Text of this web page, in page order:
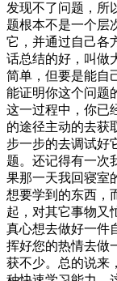
发现不了问题，所
题根本不是一个层
它，并通过自己各
话总结的好，叫做
简单，但要是能自
能证明你这个问题
这一过程中，你已
的途径主动的去获
步一步的去调试好
题。还记得有一次
果那一天我回寝室
想要学到的东西，
起，对其它事物又
真心想去做好一件
挥好您的热情去做
获不少。总的说来